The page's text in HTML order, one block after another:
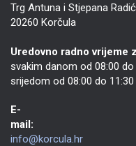
Trg Antuna i Stjepana
20260 Korčula
Uredovno radno vrijeme
svakim danom od 08:00 do
srijedom od 08:00 do
E-
mail:
info@korcula.hr